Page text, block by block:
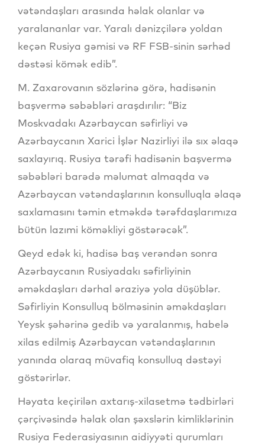
vətəndaşları arasında həlak olanlar və
yaralananlar var. Yaralı dənizçilərə yoldan
keçən Rusiya gəmisi və RF FSB-sinin sərhəd
dəstəsi kömək edib”.
M. Zaxarovanın sözlərinə görə, hadisənin
başvermə səbəbləri araşdırılır: “Biz
Moskvadakı Azərbaycan səfirliyi və
Azərbaycanın Xarici İşlər Nazirliyi ilə sıx əlaqə
saxlayırıq. Rusiya tərəfi hadisənin başvermə
səbəbləri barədə məlumat almaqda və
Azərbaycan vətəndaşlarının konsulluqla əlaqə
saxlamasını təmin etməkdə tərəfdaşlarımıza
bütün lazımi köməkliyi göstərəcək”.
Qeyd edək ki, hadisə baş verəndən sonra
Azərbaycanın Rusiyadakı səfirliyinin
əməkdaşları dərhal əraziyə yola düşüblər.
Səfirliyin Konsulluq bölməsinin əməkdaşları
Yeysk şəhərinə gedib və yaralanmış, habelə
xilas edilmiş Azərbaycan vətəndaşlarının
yanında olaraq müvafiq konsulluq dəstəyi
göstərirlər.
Həyata keçirilən axtarış-xilasetmə tədbirləri
çərçivəsində həlak olan şəxslərin kimliklərinin
Rusiya Federasiyasının aidiyyəti qurumları